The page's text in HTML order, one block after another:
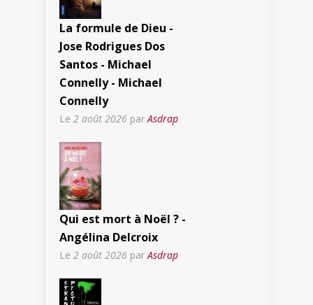
La formule de Dieu -
Jose Rodrigues Dos
Santos - Michael
Connelly - Michael
Connelly
Le 2 août 2026 parAsdrap
Qui est mort à Noël ? -
Angélina Delcroix
Le 2 août 2026 par Asdrap